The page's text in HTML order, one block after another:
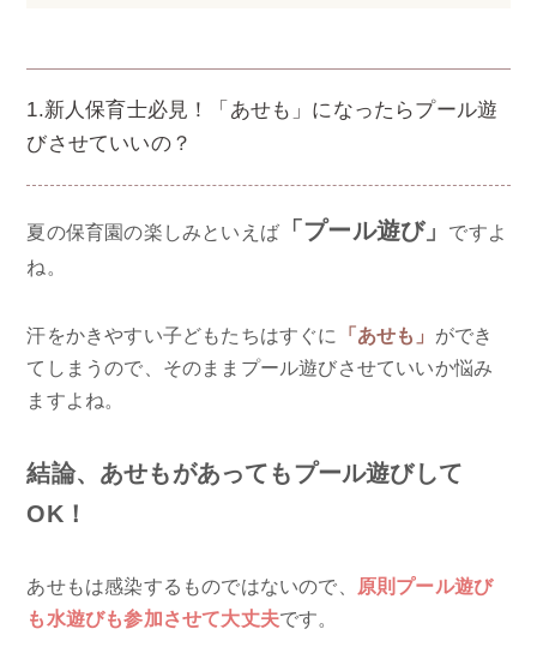
1.新人保育士必見！「あせも」になったらプール遊
びさせていいの？
夏の保育園の楽しみといえば 「プール遊び」
ですよ
ね。
汗をかきやすい子どもたちはすぐに 「あせも」 ができ
てしまうので、そのままプール遊びさせていいか悩み
ますよね。
結論、あせもがあってもプール遊びして
OK！
あせもは感染するものではないので、
原則プール遊び
も水遊びも参加させて大丈夫です。